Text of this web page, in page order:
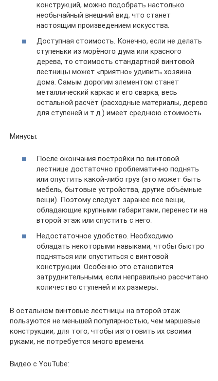
конструкций, можно подобрать настолько
необычайный внешний вид, что станет
настоящим произведением искусства.
Доступная стоимость. Конечно, если не делать
ступеньки из морёного дума или красного
дерева, то стоимость стандартной винтовой
лестницы может «приятно» удивить хозяина
дома. Самым дорогим элементом станет
металлический каркас и его сварка, весь
остальной расчёт (расходные материалы, дерево
для ступеней и т.д.) имеет среднюю стоимость.
Минусы:
После окончания постройки по винтовой
лестнице достаточно проблематично поднять
или опустить какой-либо груз (это может быть
мебель, бытовые устройства, другие объёмные
вещи). Поэтому следует заранее все вещи,
обладающие крупными габаритами, перенести на
второй этаж или спустить с него.
Недостаточное удобство. Необходимо
обладать некоторыми навыками, чтобы быстро
подняться или спуститься с винтовой
конструкции. Особенно это становится
затруднительными, если неправильно рассчитано
количество ступеней и их размеры.
В остальном винтовые лестницы на второй этаж
пользуются не меньшей популярностью, чем маршевые
конструкции, для того, чтобы изготовить их своими
руками, не потребуется много времени.
Видео с YouTube: